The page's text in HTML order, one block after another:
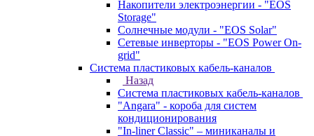
Накопители электроэнергии - "EOS
Storage"
Солнечные модули - "EOS Solar"
Сетевые инверторы - "EOS Power On-
grid"
Система пластиковых кабель-каналов
Назад
Система пластиковых кабель-каналов
"Angara" - короба для систем
кондиционирования
"In-liner Classic" – миниканалы и